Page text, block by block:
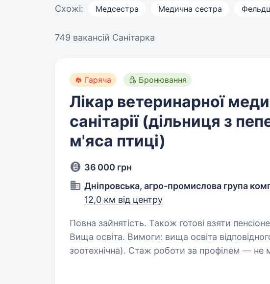
Схожі: Медсестра Медична сестра
749 вакансій Санітарка
Гаряча Бронювання
Лікар ветеринарної
санітарії (дільниця з
м'яса птиці)
36 000 грн
Дніпровська, агро-промислова група
12,0 км від центру
Повна зайнятість. Також готові взяти
Вища освіта. Вимоги: вища освіта відповідного напрямку (ветеринарна або
зоотехнічна). Стаж роботи за профілем — не